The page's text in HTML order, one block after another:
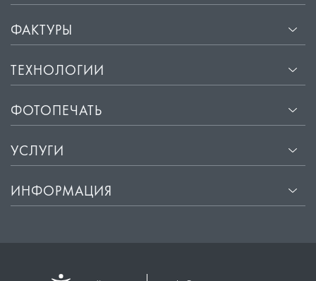
ФАКТУРЫ
ТЕХНОЛОГИИ
ФОТОПЕЧАТЬ
УСЛУГИ
ИНФОРМАЦИЯ